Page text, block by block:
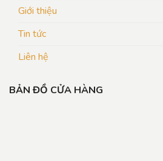
Giới thiệu
Tin tức
Liên hệ
BẢN ĐỒ CỬA HÀNG